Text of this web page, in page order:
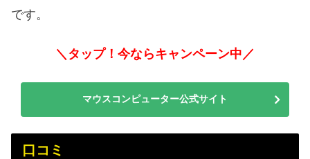
です。
＼タップ！今ならキャンペーン中／
マウスコンピューター公式サイト
口コミ